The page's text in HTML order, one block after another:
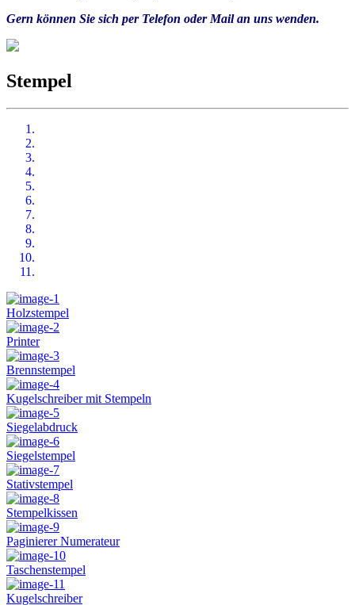
Gern können Sie sich per Telefon oder Mail an uns wenden.
Stempel
Holzstempel
Printer
Brennstempel
Kugelschreiber mit Stempeln
Siegelabdruck
Siegelstempel
Stativstempel
Stempelkissen
Paginierer Numerateur
Taschenstempel
Kugelschreiber